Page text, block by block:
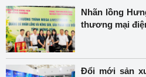
Nhãn lồng
thương mại
Đổi mới sản